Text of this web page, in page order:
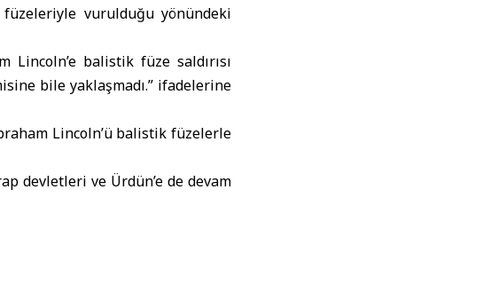
vurulduğu yönündeki
Lincoln’e balistik füze saldırısı
bile yaklaşmadı.” ifadelerine
Lincoln’ü balistik füzelerle
devletleri ve Ürdün’e de devam